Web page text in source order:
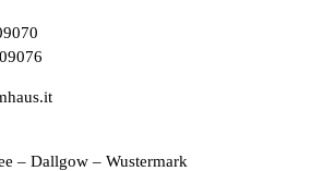
– Dallgow – Wustermark